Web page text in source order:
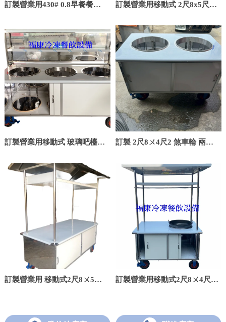
訂製營業用430# 0.8早餐餐車
機.煎台.油炸機.馬達
訂製營業用移動式 2尺8x5尺8
訂製營業用移動式 玻璃吧檯餐
煮麵機
訂製 2尺8ㄨ4尺2 煞車輪 兩孔/
訂製營業用 移動式2尺8ㄨ5尺8
訂製營業用移動式2尺8ㄨ4尺2